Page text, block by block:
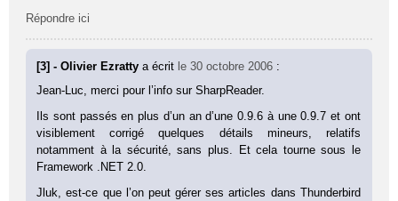
Répondre ici
[3] - Olivier Ezrattya écrit le 30 octobre 2006 :
Jean-Luc, merci pour l’info sur SharpReader.
Ils sont passés en plus d’un an d’une 0.9.6 à une 0.9.7 et ont
visiblement corrigé quelques détails mineurs, relatifs
notamment à la sécurité, sans plus. Et cela tourne sous le
Framework .NET 2.0.
Jluk, est-ce que l’on peut gérer ses articles dans Thunderbird